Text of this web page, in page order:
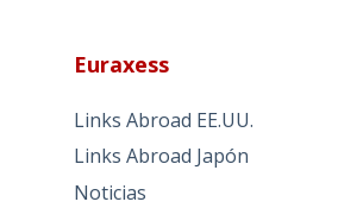
Euraxess
Links Abroad EE.UU.
Links Abroad Japón
Noticias